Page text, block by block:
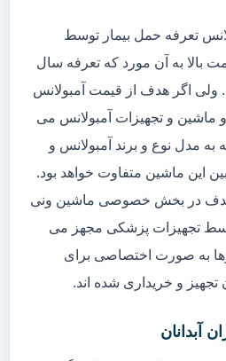
تعرفه حمل بیمار توسط
بالا به آن مورد که تعرفه سال
ولی اگر هدف از قیمت آمبولانس
و تجهیزات آمبولانس می
به مدل نوع و برند آمبولانس و
این ماشین متفاوت خواهد بود.
هدف در بخش خصوصی ماشین ونی
تجهیزات پزشکی مجهز می
به صورت اختصاصی برای
تجهیز و خریداری شده اند.
آبدانان